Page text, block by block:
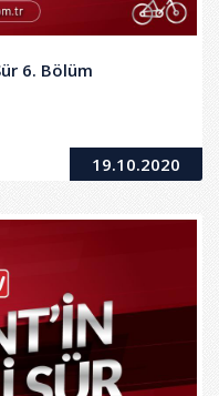
6. Bölüm
19.10.2020